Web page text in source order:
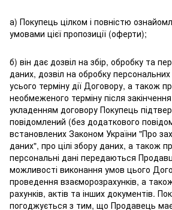
а) Покупець цілком і повністю
умовами цієї пропозиції (оферти);
б) він дає дозвіл на збір, обробку та
даних, дозвіл на обробку
усього терміну дії Договору, а також
необмеженого терміну після
укладенням договору Покупець
повідомлений (без додаткового
встановлених Законом України "Про
даних", про цілі збору даних, а також
персональні дані передаються
можливості виконання умов цього
проведення взаєморозрахунків, а
рахунків, актів та інших документів.
погоджується з тим, що Продавець